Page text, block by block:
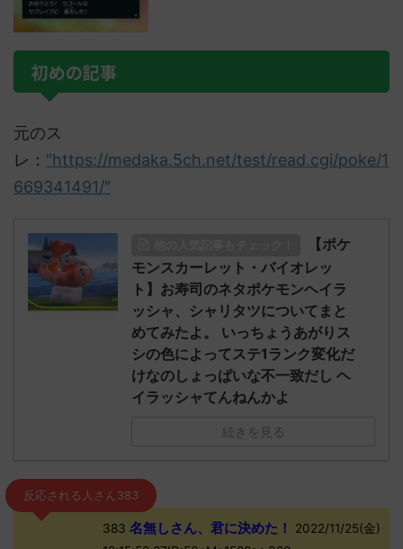
初めの記事
元のス
レ： "https://medaka.5ch.net/test/read.cgi/poke/1
669341491/"
【ポケ
モンスカーレット・バイオレッ
ト】お寿司のネタポケモンヘイラ
ッシャ、シャリタツについてまと
めてみたよ。 いっちょうあがりス
シの色によってステ1ランク変化だ
けなのしょっぱいな不一致だし ヘ
イラッシャてんねんかよ
続きを見る
反応される人さん383
383 名無しさん、君に決めた！
2022/11/25(金)